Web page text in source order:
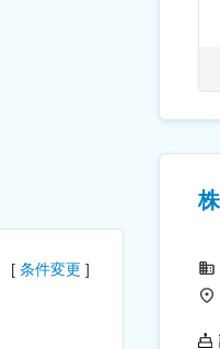
条件変更